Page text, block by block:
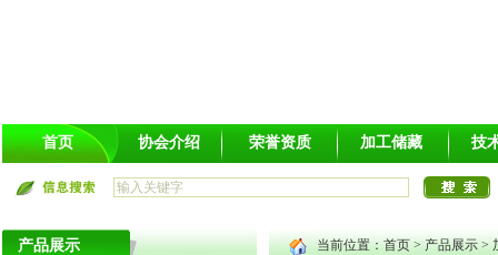
首页 协会介绍 荣誉资质 加工储藏 技
产品展示 当前位置： 首页 > 产品展示 >